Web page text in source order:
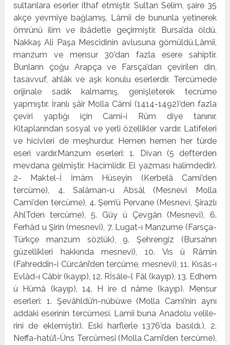
sultanlara eserler ithaf etmiştir. Sultan Selim, şaire 35
akçe yevmiye bağlamış, Lâmiî de bununla yetinerek
ömrünü ilim ve ibâdetle geçirmiştir. Bursa’da öldü.
Nakkaş Ali Paşa Mescidinin avlusuna gömüldü.Lâmiî,
manzum ve mensur 30’dan fazla esere sahiptir.
Bunların çoğu Arapça ve Farsça’dan çevirilen din,
tasavvuf, ahlâk ve aşk konulu eserlerdir. Tercümede
orijinale sadık kalmamış, genişleterek tecrüme
yapmıştır. İranlı şâir Molla Câmî (1414-1492)’den fazla
çeviri yaptığı için Camî-i Rûm diye tanınır.
Kitaplarından sosyal ve yerli özellikler vardır. Latifeleri
ve hicivleri de meşhurdur. Hemen hemen her tür­de
eseri vardır.Manzum eserleri: 1. Divan (5 defterden
mevdana gelmiştir. Hacimlidir. El yazması halimdedir).
2- Maktel-İ İmâm Hü­seyin (Kerbelâ Cami’den
tercüme), 4. Salâman-u Absâl (Mesnevi Molla
Cami’den tercüme), 4. Şem’ü Pervane (Mes­nevi, Şirazlı
AhlTden tercüme), 5. Gûy ü Çevgân (Mesnevi), 6.
Ferhâd u Şirin (mesnevi), 7. Lugat-ı Manzume (Farsça-
Türkçe man­zum sözlük), 9. Şehrengiz (Bursa’nın
güzellikleri hakkında mesnevi), 10. Vıs ü Râmîn
(Fahreddîn-i Cürcânî’den tercü­me, mesnevi), 11. Kısâs-ı
Evlâd-ı Câbir (kayıp), 12. Rİsâle-l Fâl (kayıp), 13. Edhem
ü Hümâ (kayıp), 14. H ire d nâme (ka­yıp). Mensur
eserleri: 1. Şevâhldü’n-nübüwe (Molla Cami’nin aynı
addaki eserinin tercümesi. Lamiî buna Anadolu velile­
rini de eklemiştir). Eski harflerle 1376’da basıldı.), 2.
Neffa-hatü’l-Üns Tercümesi (Molla Camî’den tercüme),